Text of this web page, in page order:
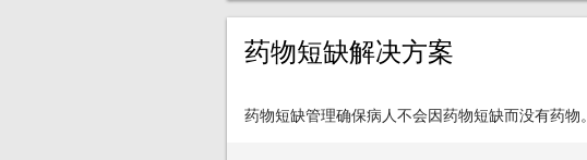
药物短缺解决方案
药物短缺管理确保病人不会因药物短缺而没有药物。